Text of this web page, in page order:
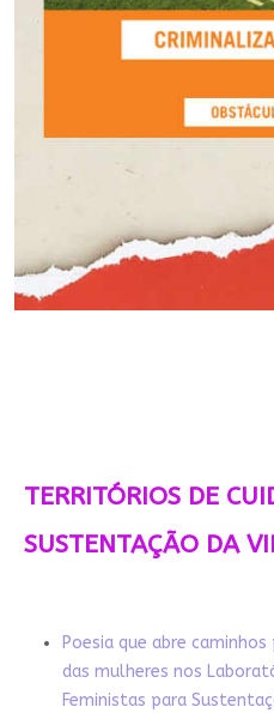
TERRITÓRIOS DE
SUSTENTAÇÃO DA
Poesia que abre
das mulheres nos
Feministas para